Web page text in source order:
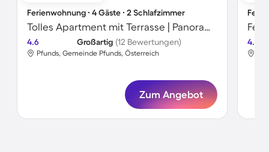
Ferienwohnung ∙ 4 Gäste ∙ 2 Schlafzimmer
Tolles Apartment mit Terrasse | Panoramablick
4.6 Großartig (12 Bewertungen)
Pfunds, Gemeinde Pfunds, Österreich
Zum Angebot
4.6